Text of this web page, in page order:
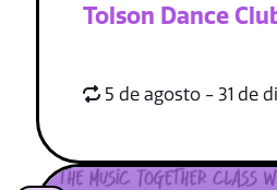
Tolson Dance
5 de agosto - 31 de